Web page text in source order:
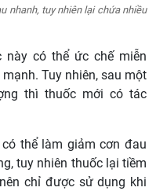
nhanh, tuy nhiên lại chứa nhiều
này có thể ức chế miễn
Tuy nhiên, sau một
thì thuốc mới có tác
thể làm giảm cơn đau
tuy nhiên thuốc lại tiềm
chỉ được sử dụng khi